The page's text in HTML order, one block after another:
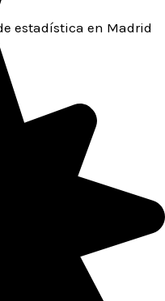
estadística en Madrid